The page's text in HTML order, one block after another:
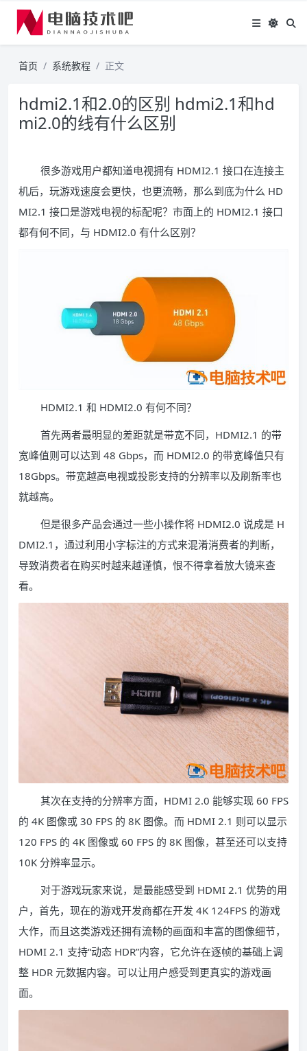
首页 系统教程 正文
hdmi2.1和2.0的区别 hdmi2.1和hd
mi2.0的线有什么区别
很多游戏用户都知道电视拥有 HDMI2.1 接口在连接主
机后，玩游戏速度会更快，也更流畅，那么到底为什么 HD
MI2.1 接口是游戏电视的标配呢？市面上的 HDMI2.1 接口
都有何不同，与 HDMI2.0 有什么区别？
HDMI2.1 和 HDMI2.0 有何不同？
首先两者最明显的差距就是带宽不同，HDMI2.1 的带
宽峰值则可以达到 48 Gbps，而 HDMI2.0 的带宽峰值只有
18Gbps。带宽越高电视或投影支持的分辨率以及刷新率也
就越高。
但是很多产品会通过一些小操作将 HDMI2.0 说成是 H
DMI2.1，通过利用小字标注的方式来混淆消费者的判断，
导致消费者在购买时越来越谨慎，恨不得拿着放大镜来查
看。
其次在支持的分辨率方面，HDMI 2.0 能够实现 60 FPS
的 4K 图像或 30 FPS 的 8K 图像。而 HDMI 2.1 则可以显示
120 FPS 的 4K 图像或 60 FPS 的 8K 图像，甚至还可以支持
10K 分辨率显示。
对于游戏玩家来说，是最能感受到 HDMI 2.1 优势的用
户，首先，现在的游戏开发商都在开发 4K 124FPS 的游戏
大作，而且这类游戏还拥有流畅的画面和丰富的图像细节，
HDMI 2.1 支持“动态 HDR”内容，它允许在逐帧的基础上调
整 HDR 元数据内容。可以让用户感受到更真实的游戏画
面。